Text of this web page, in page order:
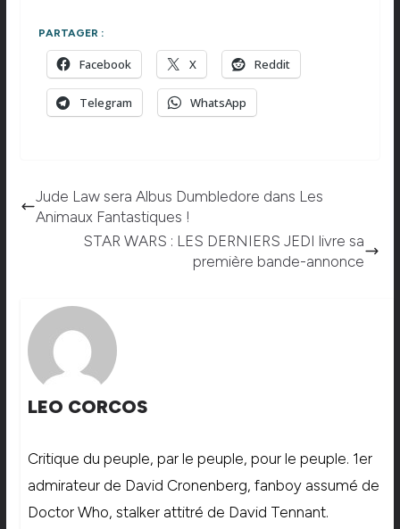
PARTAGER :
Facebook X Reddit
Telegram WhatsApp
Jude Law sera Albus Dumbledore dans Les
Animaux Fantastiques !
STAR WARS : LES DERNIERS JEDI livre sa
première bande-annonce
LEO CORCOS
Critique du peuple, par le peuple, pour le peuple. 1er
admirateur de David Cronenberg, fanboy assumé de
Doctor Who, stalker attitré de David Tennant.